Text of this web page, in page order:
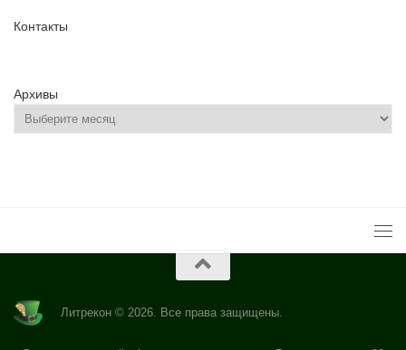
Контакты
Архивы
Литрекон © 2026. Все права защищены.